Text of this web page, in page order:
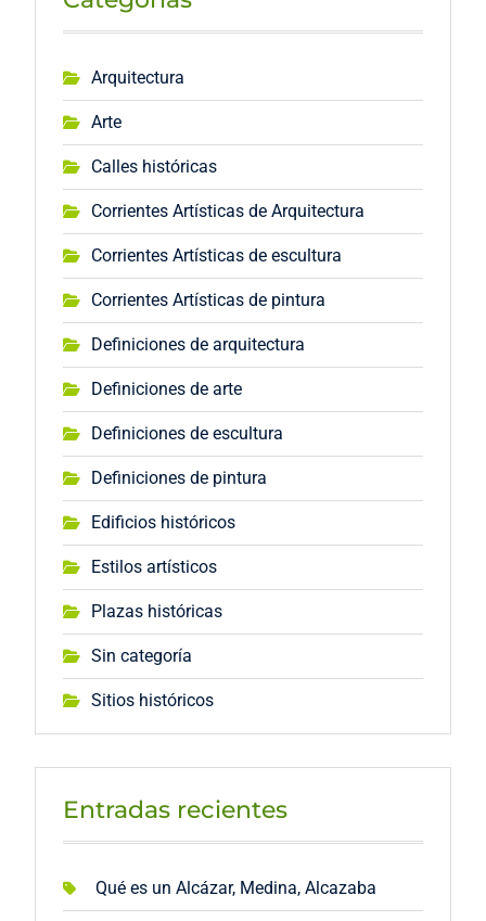
Arquitectura
Arte
Calles históricas
Corrientes Artísticas de Arquitectura
Corrientes Artísticas de escultura
Corrientes Artísticas de pintura
Definiciones de arquitectura
Definiciones de arte
Definiciones de escultura
Definiciones de pintura
Edificios históricos
Estilos artísticos
Plazas históricas
Sin categoría
Sitios históricos
Entradas recientes
Qué es un Alcázar, Medina, Alcazaba